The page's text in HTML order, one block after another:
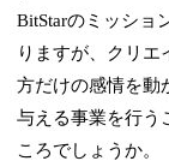
BitStarのミッショ
りますが、クリエ
方だけの感情を動
与える事業を行う
ころでしょうか。